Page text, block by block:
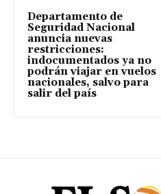
Departamento de
Seguridad Nacional
anuncia nuevas
restricciones:
indocumentados ya no
podrán viajar en vuelos
nacionales, salvo para
salir del país